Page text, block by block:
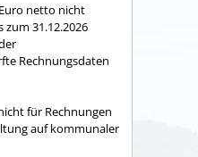
netto nicht
31.12.2026
Rechnungsdaten
für Rechnungen
auf kommunaler